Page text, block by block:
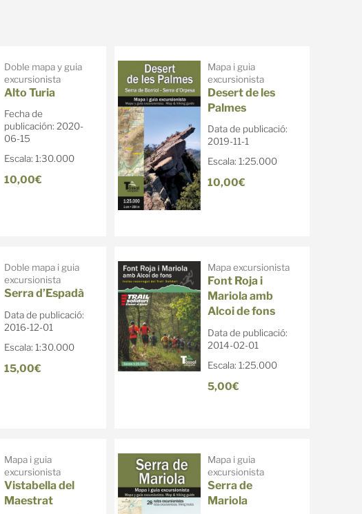
Doble mapa y guia
excursionista
Alto Turia
Fecha de
publicación: 2020-
06-15
Escala: 1:30.000
10,00€
Mapa i guia
excursionista
Desert de les
Palmes
Data de publicació:
2019-11-1
Escala: 1:25.000
10,00€
Doble mapa i guia
excursionista
Serra d’Espadà
Data de publicació:
2016-12-01
Escala: 1:30.000
15,00€
Mapa excursionista
Font Roja i
Mariola amb
Alcoi de fons
Data de publicació:
2014-02-01
Escala: 1:25.000
5,00€
Mapa i guia
excursionista
Vistabella del
Maestrat
Mapa i guia
excursionista
Serra de
Mariola